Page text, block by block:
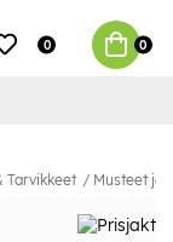
0 0
Tarvikkeet Musteet ja